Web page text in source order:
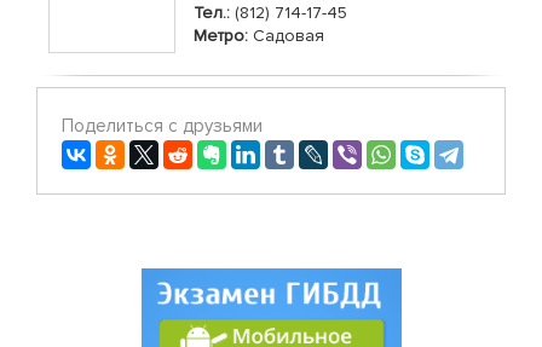
Тел.: (812) 714-17-45
Метро: Садовая
Поделиться с друзьями